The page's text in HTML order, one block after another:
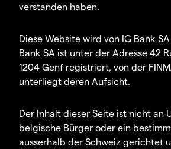
verstanden haben.
Diese Website wird von IG Bank
Bank SA ist unter der Adresse 42
1204 Genf registriert, von der
unterliegt deren Aufsicht.
Der Inhalt dieser Seite ist nicht an
belgische Bürger oder ein
ausserhalb der Schweiz gerichtet